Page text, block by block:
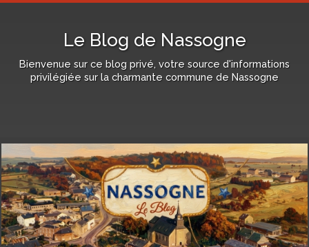
Le Blog de Nassogne
Bienvenue sur ce blog privé, votre source d'informations
privilégiée sur la charmante commune de Nassogne